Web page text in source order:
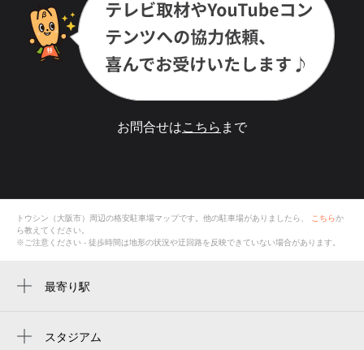
お問合せはこちら まで
トウシン（大阪市） 周辺の格安駐車場マップです。他の駐車場がありましたら、 こちらか
ら教えてください。
※ご注意ください - 徒歩時間は地形の状況や迂回路を反映できていない場合があります。
最寄り駅
加美駅スタジアム